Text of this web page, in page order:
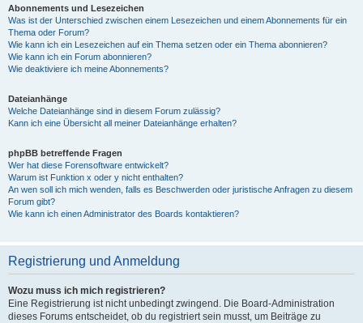
Abonnements und Lesezeichen
Was ist der Unterschied zwischen einem Lesezeichen und einem Abonnements für ein
Thema oder Forum?
Wie kann ich ein Lesezeichen auf ein Thema setzen oder ein Thema abonnieren?
Wie kann ich ein Forum abonnieren?
Wie deaktiviere ich meine Abonnements?
Dateianhänge
Welche Dateianhänge sind in diesem Forum zulässig?
Kann ich eine Übersicht all meiner Dateianhänge erhalten?
phpBB betreffende Fragen
Wer hat diese Forensoftware entwickelt?
Warum ist Funktion x oder y nicht enthalten?
An wen soll ich mich wenden, falls es Beschwerden oder juristische Anfragen zu diesem
Forum gibt?
Wie kann ich einen Administrator des Boards kontaktieren?
Registrierung und Anmeldung
Wozu muss ich mich registrieren?
Eine Registrierung ist nicht unbedingt zwingend. Die Board-Administration
dieses Forums entscheidet, ob du registriert sein musst, um Beiträge zu